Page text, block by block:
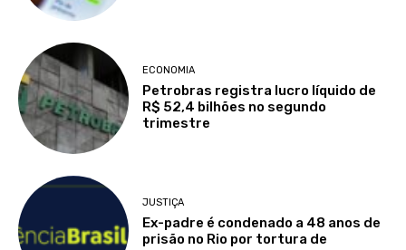
ECONOMIA
Petrobras registra lucro líquido de
R$ 52,4 bilhões no segundo
trimestre
JUSTIÇA
Ex-padre é condenado a 48 anos de
prisão no Rio por tortura de